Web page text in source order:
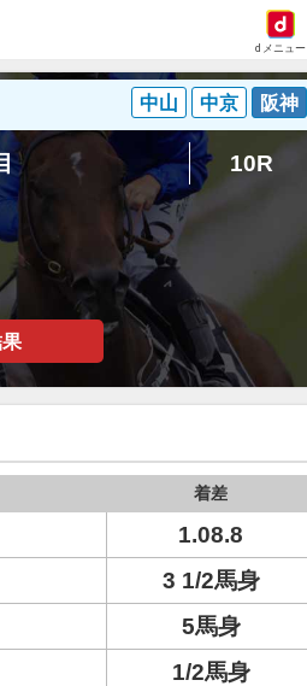
dメニュー
中山 中京 阪神
10R
着差
1.08.8
3 1/2馬身
5馬身
1/2馬身